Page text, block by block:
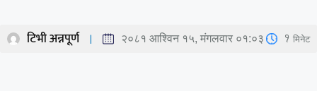
टिभी अन्नपूर्ण २०८१ आश्विन १५, मंगलवार ०१:०३ 1 मिनेट